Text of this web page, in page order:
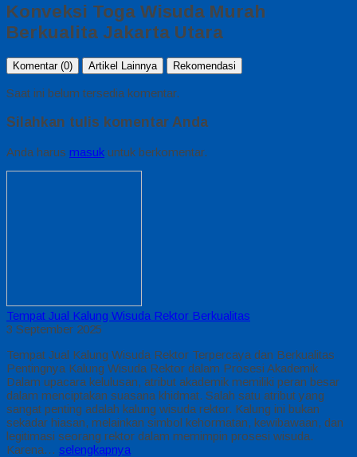
Konveksi Toga Wisuda Murah
Berkualita Jakarta Utara
Komentar (0) Artikel Lainnya Rekomendasi
Saat ini belum tersedia komentar.
Silahkan tulis komentar Anda
Anda harus masuk untuk berkomentar.
Tempat Jual Kalung Wisuda Rektor Berkualitas
3 September 2025
Tempat Jual Kalung Wisuda Rektor Terpercaya dan Berkualitas
Pentingnya Kalung Wisuda Rektor dalam Prosesi Akademik
Dalam upacara kelulusan, atribut akademik memiliki peran besar
dalam menciptakan suasana khidmat. Salah satu atribut yang
sangat penting adalah kalung wisuda rektor. Kalung ini bukan
sekadar hiasan, melainkan simbol kehormatan, kewibawaan, dan
legitimasi seorang rektor dalam memimpin prosesi wisuda.
Karena… selengkapnya